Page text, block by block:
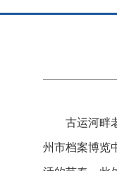
古运河畔
州市档案博览